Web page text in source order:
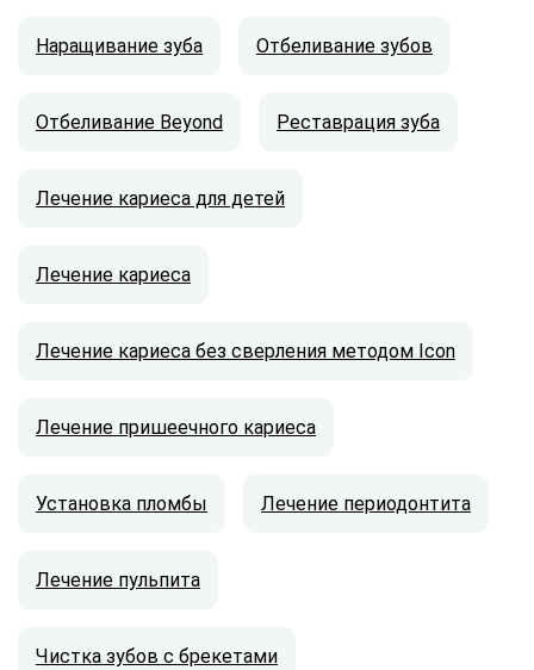
Наращивание зуба Отбеливание зубов
Отбеливание Beyond Реставрация зуба
Лечение кариеса для детей
Лечение кариеса
Лечение кариеса без сверления методом Icon
Лечение пришеечного кариеса
Установка пломбы Лечение периодонтита
Лечение пульпита
Чистка зубов с брекетами